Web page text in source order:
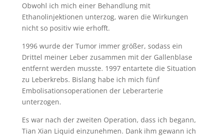
Obwohl ich mich einer Behandlung mit
Ethanolinjektionen unterzog, waren die Wirkungen
nicht so positiv wie erhofft.
1996 wurde der Tumor immer größer, sodass ein
Drittel meiner Leber zusammen mit der Gallenblase
entfernt werden musste. 1997 entartete die Situation
zu Leberkrebs. Bislang habe ich mich fünf
Embolisationsoperationen der Leberarterie
unterzogen.
Es war nach der zweiten Operation, dass ich begann,
Tian Xian Liquid einzunehmen. Dank ihm gewann ich